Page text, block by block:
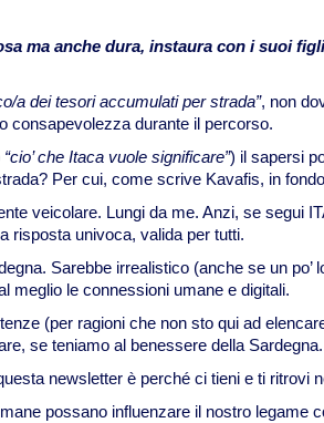
ma anche dura, instaura con i suoi
a dei tesori accumulati per strada”, non
consapevolezza durante il percorso.
“cio’ che Itaca vuole significare”) il sapersi
Per cui, come scrive Kavafis, in fondo
veicolare. Lungi da me. Anzi, se segui
risposta univoca, valida per tutti.
Sarebbe irrealistico (anche se un
meglio le connessioni umane e digitali.
(per ragioni che non sto qui ad
se teniamo al benessere della Sardegna.
newsletter è perché ci tieni e ti
possano influenzare il nostro